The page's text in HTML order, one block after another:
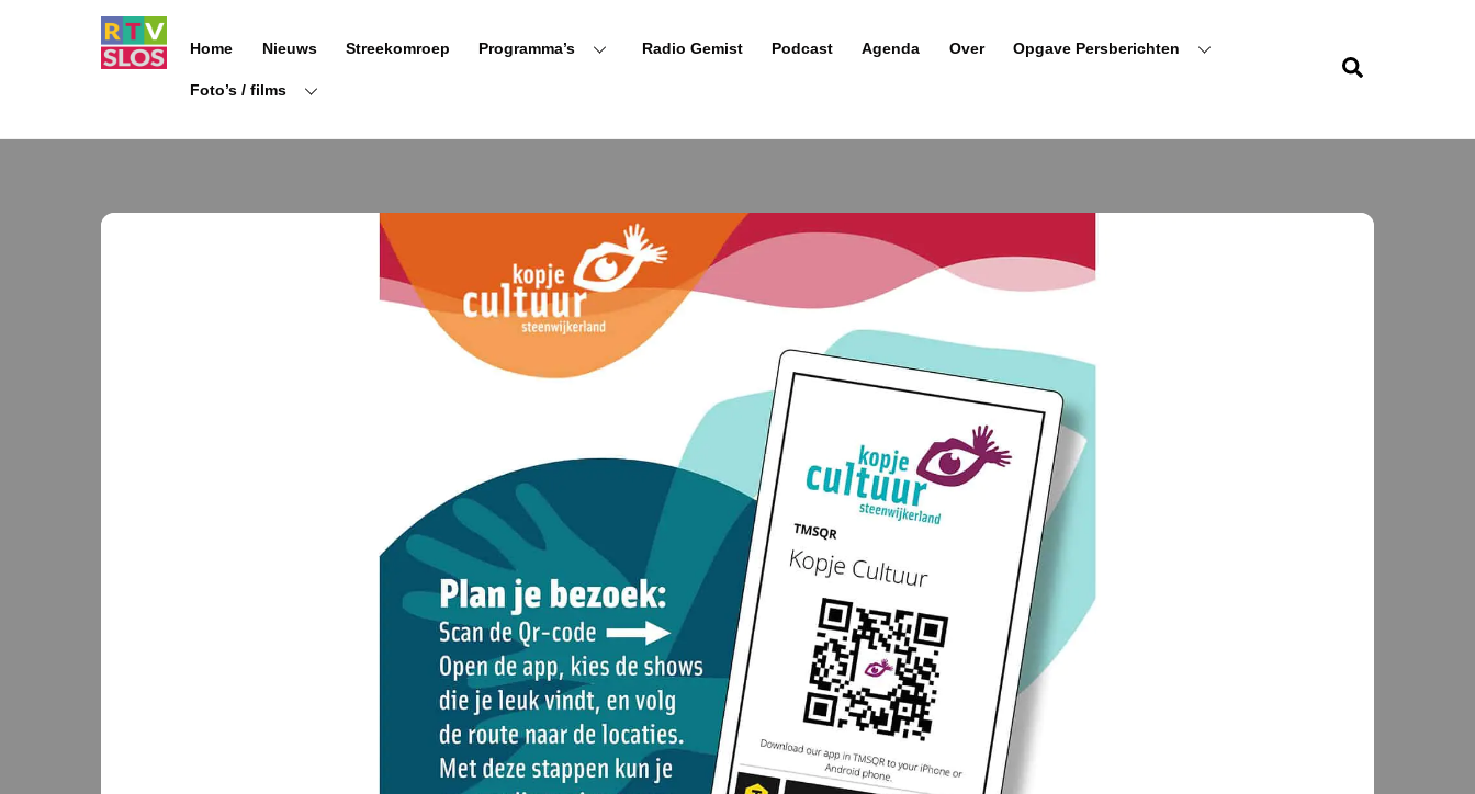
Home Nieuws Streekomroep Programma’s Radio Gemist Podcast Agenda Over Opgave Persberichten
Foto’s / films